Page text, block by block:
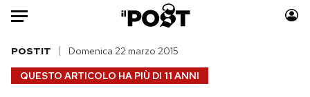
Auto
HOME
QUESTO ARTICOLO HA PIÙ DI 11 ANNI
POSTIT Domenica 22 marzo 2015